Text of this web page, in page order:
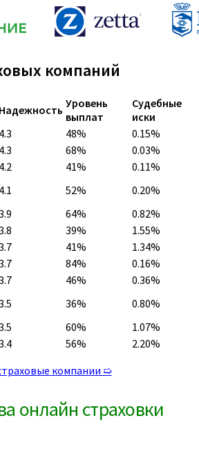
компаний
Надежность Уровень
выплат
Судебные
иски
4.3 48%
0.15%
4.3 68%
0.03%
4.2 41%
0.11%
4.1 52%
0.20%
64%
0.82%
39%
1.55%
41%
1.34%
84%
0.16%
46%
0.36%
36%
0.80%
60%
1.07%
56%
2.20%
компании ➯
онлайн страховки